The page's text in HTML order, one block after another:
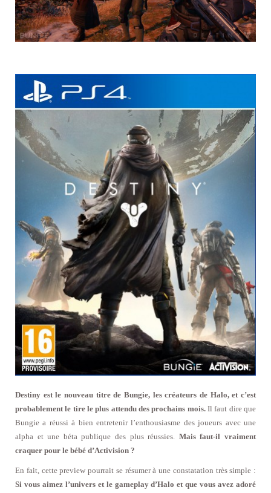
Destiny est le nouveau titre de Bungie, les créateurs de Halo, et c’est
probablement le tire le plus attendu des prochains mois.Il faut dire que
Bungie a réussi à bien entretenir l’enthousiasme des joueurs avec une
alpha et une béta publique des plus réussies. Mais faut-il vraiment
craquer pour le bébé d’Activision ?
En fait, cette preview pourrait se résumer à une constatation très simple :
Si vous aimez l’univers et le gameplay d’Halo et que vous avez adoré